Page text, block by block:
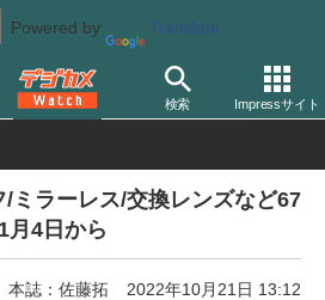
Powered by Translate
検索 Impressサイト
ミラーレスカメラ キヤノン
ミラーレス/交換レンズなど67
月4日から
本誌：佐藤拓 2022年10月21日 13:12